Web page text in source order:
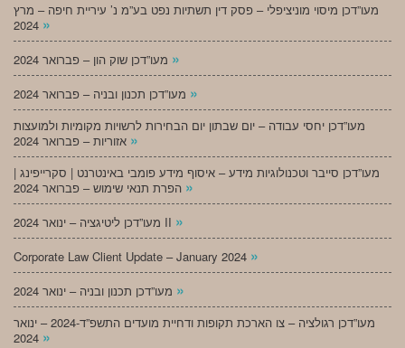
מעו”דכן מיסוי מוניציפלי – פסק דין תשתיות נפט בע”מ נ’ עיריית חיפה – מרץ
»
»
»
מעו”דכן יחסי עבודה – יום שבתון יום הבחירות לרשויות מקומיות ולמועצות
»
מעו”דכן סייבר וטכנולוגיות מידע – איסוף מידע פומבי באינטרנט | סקרייפינג |
»
מעו”דכן ליטיגציה – ינואר 2024 II »
Corporate Law Client Update – January 2024 »
»
מעו”דכן רגולציה – צו הארכת תקופות ודחיית מועדים התשפ”ד-2024 – ינואר
»